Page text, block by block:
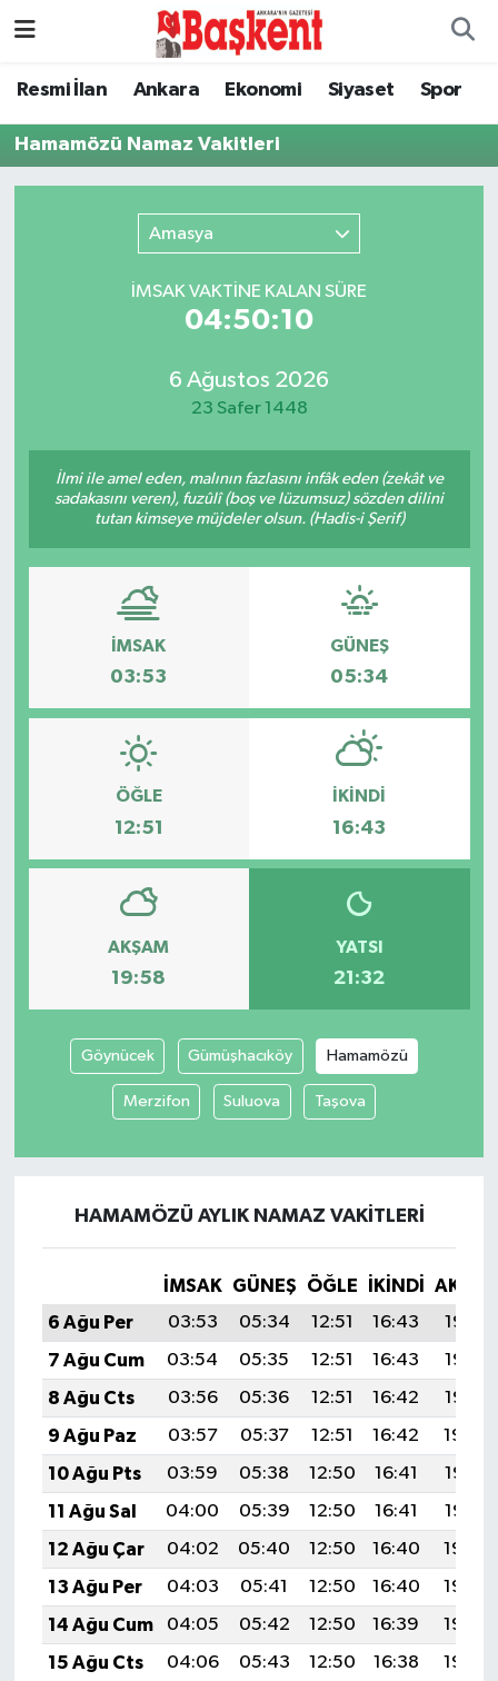
Resmi İlan Ankara Ekonomi Siyaset Spor
Hamamözü Namaz Vakitleri
Amasya
İMSAK VAKTİNE KALAN SÜRE
04:50:10
6 Ağustos 2026
23 Safer 1448
İlmi ile amel eden, malının fazlasını infâk eden (zekât ve
sadakasını veren), fuzûlî (boş ve lüzumsuz) sözden dilini
tutan kimseye müjdeler olsun. (Hadis-i Şerif)
İMSAK
03:53
GÜNEŞ
05:34
ÖĞLE
12:51
İKINDI
16:43
AKŞAM
19:58
YATSI
21:32
Göynücek Gümüşhacıköy Hamamözü
Merzifon Suluova Taşova
HAMAMÖZÜ AYLIK NAMAZ VAKITLERI
İMSAK GÜNEŞ ÖĞLE İKINDI
6 Ağu Per
03:53 05:34 12:51 16:43
19:58
7 Ağu Cum
03:54 05:35 12:51 16:43
19:57
8 Ağu Cts
03:56 05:36 12:51 16:42
19:55
9 Ağu Paz
03:57 05:37 12:51 16:42
19:54
10 Ağu Pts
03:59 05:38 12:50 16:41
19:53
11 Ağu Sal
04:00 05:39 12:50 16:41
19:52
12 Ağu Çar
04:02 05:40 12:50 16:40
19:50
13 Ağu Per
04:03 05:41 12:50 16:40
19:49
14 Ağu Cum
04:05 05:42 12:50 16:39
19:48
15 Ağu Cts
04:06 05:43 12:50 16:38
19:46
Ankara
Asayiş
Gündem
Kültür-Sanat
Magazin
Özel Haber
Resmi İlan
Sağlık
Yaşam
Nöbetçi Eczaneler
Hava Durumu
Trafik Durumu
Süper Lig Puan Durumu ve Fikstür
Tüm Manşetler
Haber Arşivi